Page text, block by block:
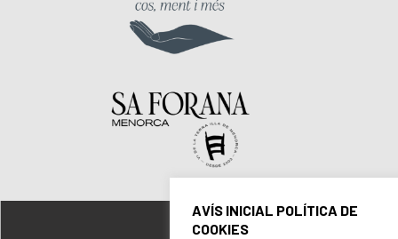
AVÍS INICIAL POLÍTICA DE
COOKIES